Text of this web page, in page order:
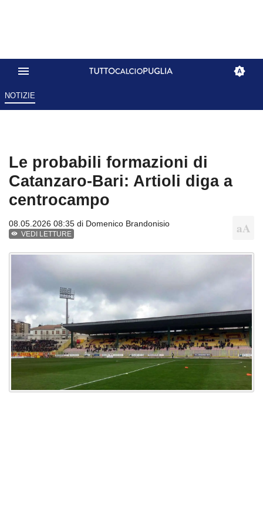
NOTIZIE
Le probabili formazioni di
Catanzaro-Bari: Artioli diga a
centrocampo
08.05.2026 08:35 di Domenico Brandonisio
VEDI LETTURE